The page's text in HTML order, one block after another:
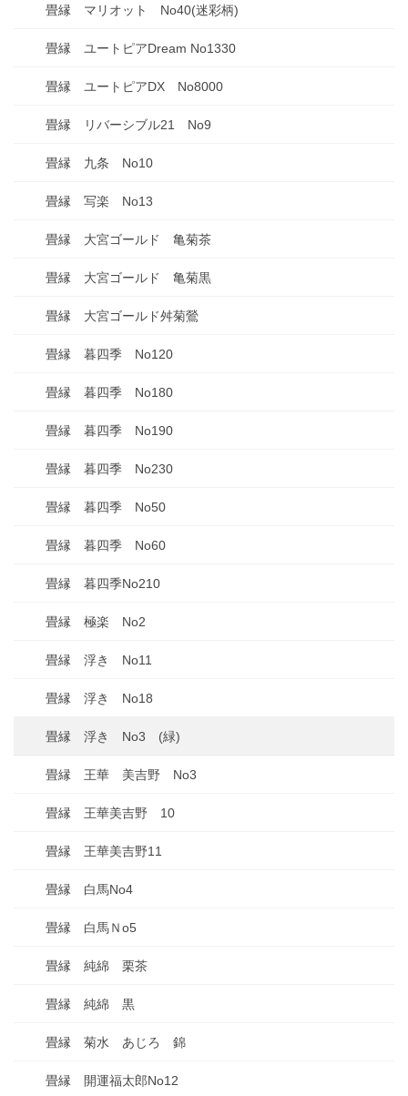
畳縁 マリオット No40(迷彩柄)
畳縁 ユートピアDream No1330
畳縁 ユートピアDX No8000
畳縁 リバーシブル21 No9
畳縁 九条 No10
畳縁 写楽 No13
畳縁 大宮ゴールド 亀菊茶
畳縁 大宮ゴールド 亀菊黒
畳縁 大宮ゴールド舛菊鶯
畳縁 暮四季 No120
畳縁 暮四季 No180
畳縁 暮四季 No190
畳縁 暮四季 No230
畳縁 暮四季 No50
畳縁 暮四季 No60
畳縁 暮四季No210
畳縁 極楽 No2
畳縁 浮き No11
畳縁 浮き No18
畳縁 浮き No3 (緑)
畳縁 王華 美吉野 No3
畳縁 王華美吉野 10
畳縁 王華美吉野11
畳縁 白馬No4
畳縁 白馬Ｎo5
畳縁 純綿 栗茶
畳縁 純綿 黒
畳縁 菊水 あじろ 錦
畳縁 開運福太郎No12